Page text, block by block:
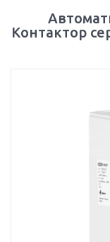
Контактор